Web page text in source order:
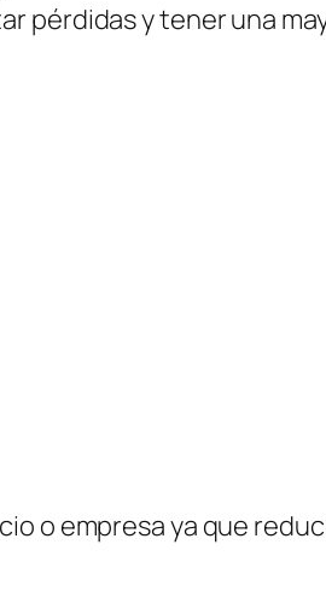
pérdidas y tener una
o empresa ya que